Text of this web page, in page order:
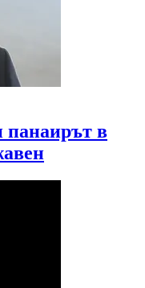
панаирът в